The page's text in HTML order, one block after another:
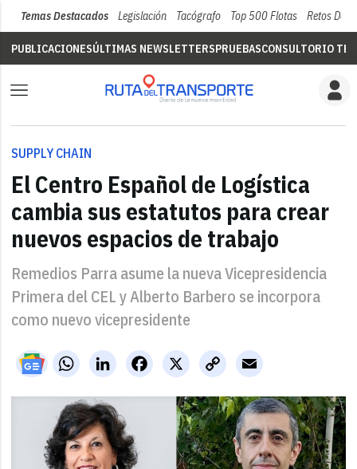
Temas Destacados Legislación Tacógrafo Top 500 Flotas Retos Del
PUBLICACIONESÚLTIMAS NEWSLETTERSPRUEBASCONSULTORIO
SUPPLY CHAIN
El Centro Español de Logística
cambia sus estatutos para crear
nuevos espacios de trabajo
Remedios Parra asume la nueva Vicepresidencia
Primera del CEL y Alberto Barbero se incorpora
como nuevo vicepresidente
WhatsAppLinkedIn X
Facebook
Copy
Link
Email